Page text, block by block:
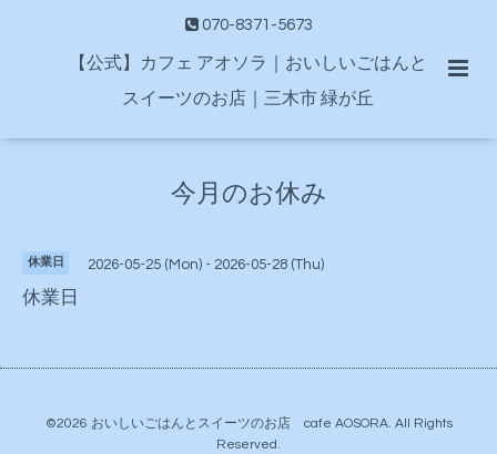
070-8371-5673
【公式】カフェ アオソラ｜おいしいごはんと
スイーツのお店｜三木市 緑が丘
今月のお休み
休業日 2026-05-25 (Mon) - 2026-05-28 (Thu)
休業日
©2026 おいしいごはんとスイーツのお店 cafe AOSORA. All Rights
Reserved.